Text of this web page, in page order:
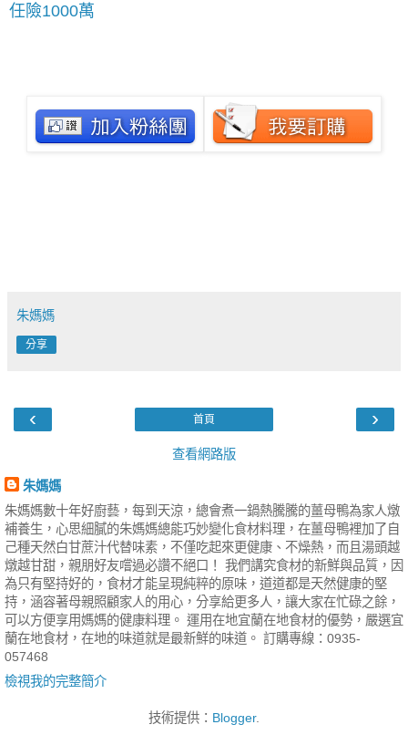
任險1000萬
朱媽媽
分享
‹ ›
首頁
查看網路版
朱媽媽
朱媽媽數十年好廚藝，每到天涼，總會煮一鍋熱騰騰的薑母鴨為家人燉
補養生，心思細膩的朱媽媽總能巧妙變化食材料理，在薑母鴨裡加了自
己種天然白甘蔗汁代替味素，不僅吃起來更健康、不燥熱，而且湯頭越
燉越甘甜，親朋好友嚐過必讚不絕口！ 我們講究食材的新鮮與品質，因
為只有堅持好的，食材才能呈現純粹的原味，道道都是天然健康的堅
持，涵容著母親照顧家人的用心，分享給更多人，讓大家在忙碌之餘，
可以方便享用媽媽的健康料理。 運用在地宜蘭在地食材的優勢，嚴選宜
蘭在地食材，在地的味道就是最新鮮的味道。 訂購專線：0935-
057468
檢視我的完整簡介
技術提供： Blogger.